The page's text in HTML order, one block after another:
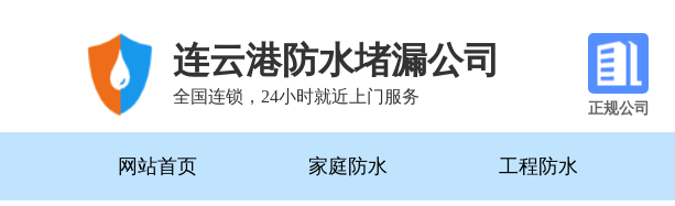
连云港防水堵漏公司
全国连锁，24小时就近上门服务
正规公司
网站首页 家庭防水 工程防水